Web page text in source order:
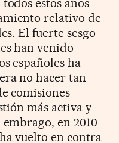
relativo de
El fuerte sesgo
han venido
españoles ha
no hacer tan
comisiones
más activa y
en 2010
vuelto en contra